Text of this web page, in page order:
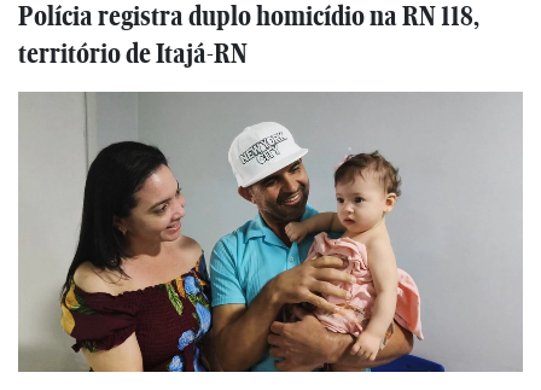
Polícia registra duplo homicídio na RN 118,
território de Itajá-RN